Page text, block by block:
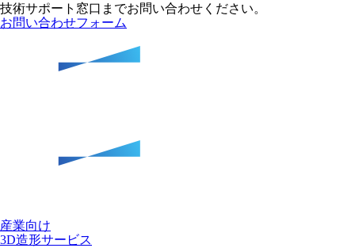
技術サポート窓口までお問い合わせください。
お問い合わせフォーム
産業向け
3D造形サービス